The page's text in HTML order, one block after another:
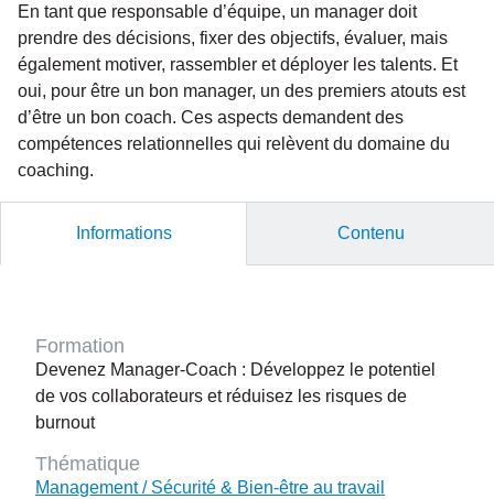
En tant que responsable d’équipe, un manager doit
prendre des décisions, fixer des objectifs, évaluer, mais
également motiver, rassembler et déployer les talents. Et
oui, pour être un bon manager, un des premiers atouts est
d’être un bon coach. Ces aspects demandent des
compétences relationnelles qui relèvent du domaine du
coaching.
Informations Contenu
Formation
Devenez Manager-Coach : Développez le potentiel
de vos collaborateurs et réduisez les risques de
burnout
Thématique
Management / Sécurité & Bien-être au travail